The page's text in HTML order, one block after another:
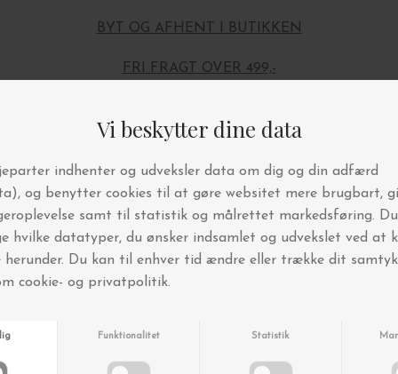
BYT OG AFHENT I BUTIKKEN
FRI FRAGT OVER 499,-
Andre købte også